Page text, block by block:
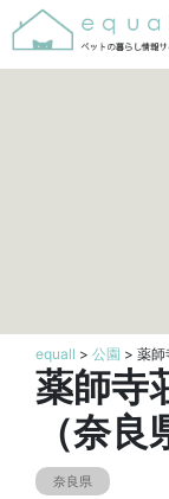
equall > 公園 > 薬師
薬師寺
（奈良
奈良県